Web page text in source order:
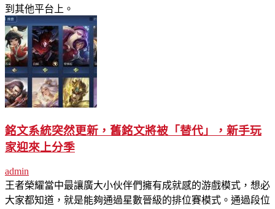
到其他平台上。
銘文系統突然更新，舊銘文將被「替代」，新手玩
家迎來上分季
admin
王者榮耀當中最讓廣大小伙伴們擁有成就感的游戲模式，想必
大家都知道，就是能夠通過星數晉級的排位賽模式。通過段位